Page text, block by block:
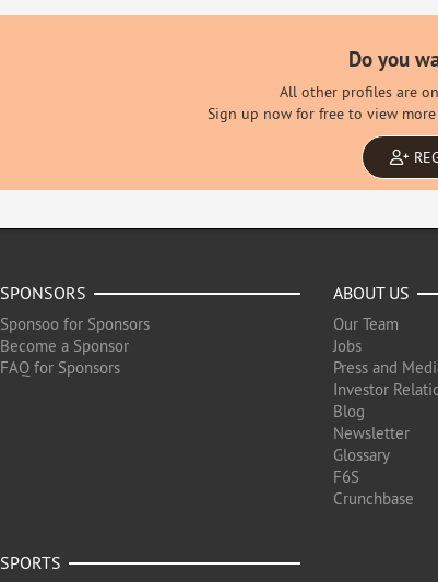
Do you
All other profiles are
Sign up now for free to view
SPONSORS
Sponsoo for Sponsors
Become a Sponsor
FAQ for Sponsors
ABOUT US
Our Team
Jobs
Press and
Investor
Blog
Newsletter
Glossary
F6S
Crunchbase
SPORTS